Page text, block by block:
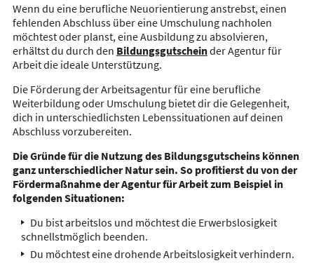
Wenn du eine berufliche Neuorientierung anstrebst, einen
fehlenden Abschluss über eine Umschulung nachholen
möchtest oder planst, eine Ausbildung zu absolvieren,
erhältst du durch den Bildungsgutscheinder Agentur für
Arbeit die ideale Unterstützung.
Die Förderung der Arbeitsagentur für eine berufliche
Weiterbildung oder Umschulung bietet dir die Gelegenheit,
dich in unterschiedlichsten Lebenssituationen auf deinen
Abschluss vorzubereiten.
Die Gründe für die Nutzung des Bildungsgutscheins können
ganz unterschiedlicher Natur sein. So profitierst du von der
Fördermaßnahme der Agentur für Arbeit zum Beispiel in
folgenden Situationen:
Du bist arbeitslos und möchtest die Erwerbslosigkeit
schnellstmöglich beenden.
Du möchtest eine drohende Arbeitslosigkeit verhindern.